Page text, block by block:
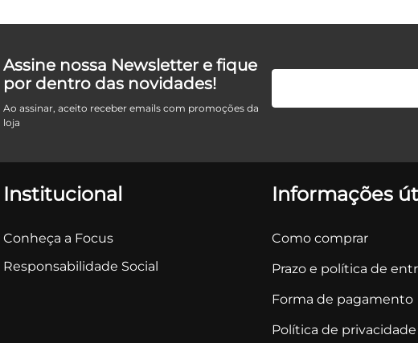
Assine nossa Newsletter e fique
por dentro das novidades!
Ao assinar, aceito receber emails com promoções da
loja
Institucional
Conheça a Focus
Responsabilidade Social
Informações
Como comprar
Prazo e política de
Forma de pagamento
Política de privacidade